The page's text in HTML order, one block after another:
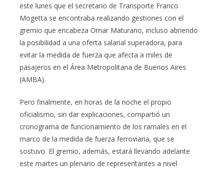
este lunes que el secretario de Transporte Franco
Mogetta se encontraba realizando gestiones con el
gremio que encabeza Omar Maturano, incluso abriendo
la posibilidad a una oferta salarial superadora, para
evitar la medida de fuerza que afecta a miles de
pasajeros en el Área Metropolitana de Buenos Aires
(AMBA).
Pero finalmente, en horas de la noche el propio
oficialismo, sin dar explicaciones, compartió un
cronograma de funcionamiento de los ramales en el
marco de la medida de fuerza ferroviaria, que se
sostuvo. El gremio, además, estará llevando adelante
este martes un plenario de representantes a nivel